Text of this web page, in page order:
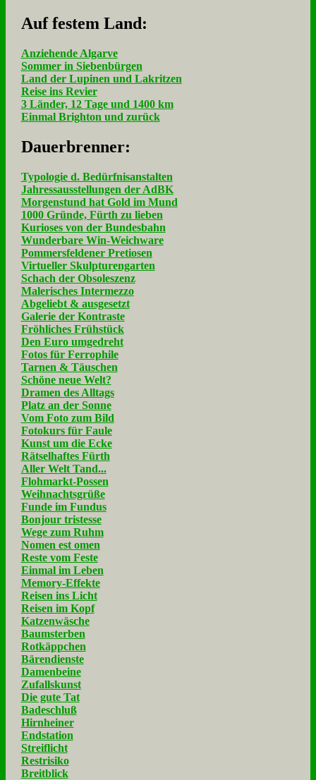
Auf fe­stem Land:
Anziehende Algarve
Sommer in Siebenbürgen
Land der Lupinen und Lakritzen
Reise ins Revier
3 Länder, 12 Tage und 1400 km
Einmal Brighton und zurück
Dau­er­bren­ner:
Typologie d. Bedürfnisanstalten
Jahressausstellungen der AdBK
Morgenstund hat Gold im Mund
1000 Gründe, Fürth zu lieben
Kurioses von der Bundesbahn
Wunderbare Win-Weichware
Pommersfeldener Pretiosen
Virtueller Skulpturengarten
Schach der Obsoleszenz
Malerisches Intermezzo
Abgeliebt & ausgesetzt
Galerie der Kontraste
Fröhliches Frühstück
Den Euro umgedreht
Fotos für Ferrophile
Tarnen & Täuschen
Schöne neue Welt?
Dramen des Alltags
Platz an der Sonne
Vom Foto zum Bild
Fotokurs für Faule
Kunst um die Ecke
Rätselhaftes Fürth
Aller Welt Tand...
Flohmarkt-Possen
Weihnachtsgrüße
Funde im Fundus
Bonjour tristesse
Wege zum Ruhm
Nomen est omen
Reste vom Feste
Einmal im Leben
Memory-Effekte
Reisen ins Licht
Reisen im Kopf
Katzenwäsche
Baumsterben
Rotkäppchen
Bärendienste
Damenbeine
Zufallskunst
Die gute Tat
Badeschluß
Hirnheiner
Endstation
Streiflicht
Restrisiko
Breitblick